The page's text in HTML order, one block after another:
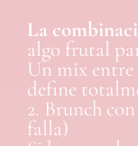
La
algo frutal
Un mix entre
define
2. Brunch
falla)